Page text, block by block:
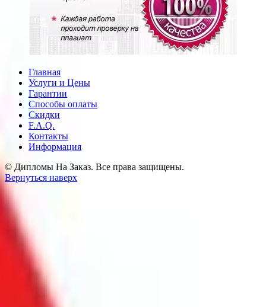
Главная
Услуги и Цены
Гарантии
Способы оплаты
Скидки
F.A.Q.
Контакты
Информация
© Дипломы На Заказ. Все права защищены.
Вернуться наверх